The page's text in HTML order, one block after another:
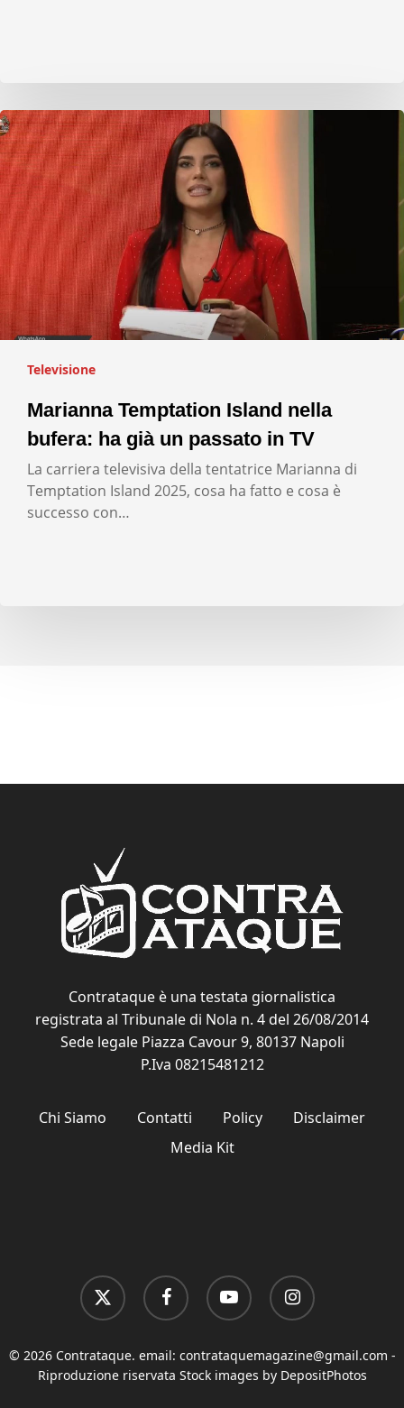
Televisione
Marianna Temptation Island nella
bufera: ha già un passato in TV
La carriera televisiva della tentatrice Marianna di
Temptation Island 2025, cosa ha fatto e cosa è
successo con…
Contrataque è una testata giornalistica
registrata al Tribunale di Nola n. 4 del 26/08/2014
Sede legale Piazza Cavour 9, 80137 Napoli
P.Iva 08215481212
Chi Siamo Contatti Policy
Disclaimer
Media Kit
x-
twitter
facebook youtube instagram
© 2026 Contrataque. email: contrataquemagazine@gmail.com -
Riproduzione riservata Stock images by DepositPhotos